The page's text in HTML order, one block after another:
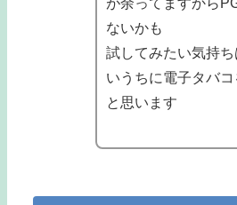
ないかも
試してみたい気持
いうちに電子タバ
と思います